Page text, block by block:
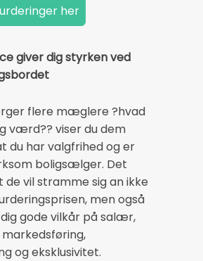
giver dig styrken ved
flere mæglere ?hvad
værd?? viser du dem
du har valgfrihed og er
boligsælger. Det
de vil stramme sig an ikke
men også
gode vilkår på salær,
og eksklusivitet.